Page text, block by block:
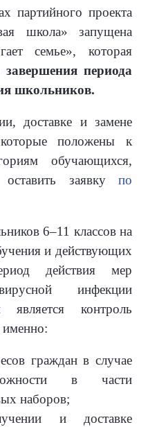
партийного проекта
школа» запущена
семье», которая
периода
школьников.
доставке и замене
положены к
обучающихся,
заявку по
6–11 классов на
и действующих
действия мер
инфекции
контроль
именно:
граждан в случае
в части
наборов;
и доставке